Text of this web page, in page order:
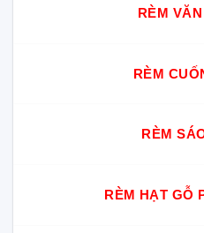
RÈM
RÈM
RÈM
RÈM HẠT GỖ